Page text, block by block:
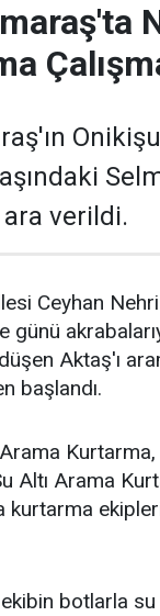
ara verildi.
Ceyhan
günü
Aktaş'ı
başlandı.
Altı Arama
kurtarma
botlarla